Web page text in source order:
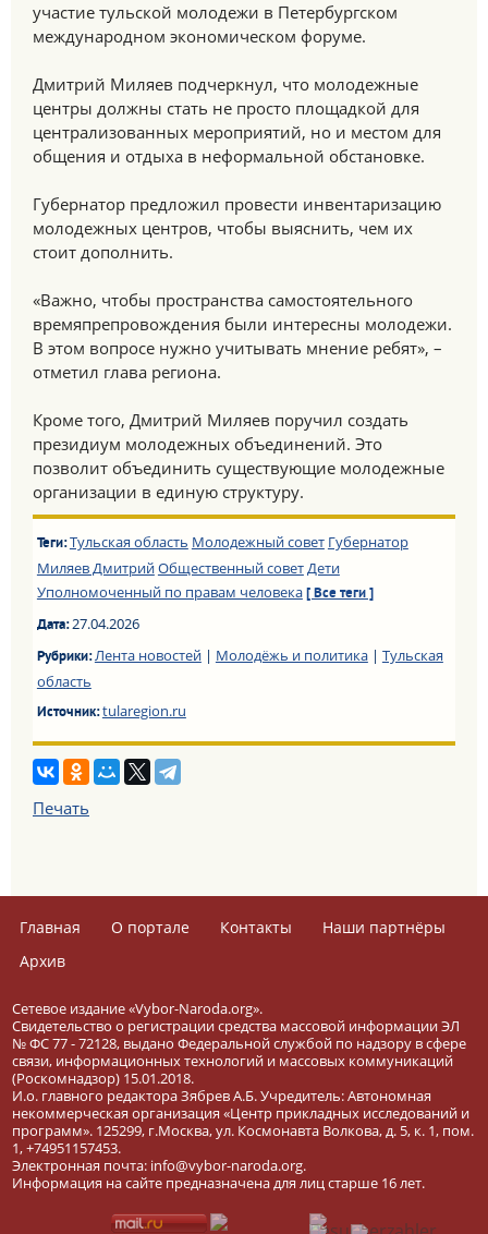
участие тульской молодежи в Петербургском
международном экономическом форуме.
Дмитрий Миляев подчеркнул, что молодежные
центры должны стать не просто площадкой для
централизованных мероприятий, но и местом для
общения и отдыха в неформальной обстановке.
Губернатор предложил провести инвентаризацию
молодежных центров, чтобы выяснить, чем их
стоит дополнить.
«Важно, чтобы пространства самостоятельного
времяпрепровождения были интересны молодежи.
В этом вопросе нужно учитывать мнение ребят», –
отметил глава региона.
Кроме того, Дмитрий Миляев поручил создать
президиум молодежных объединений. Это
позволит объединить существующие молодежные
организации в единую структуру.
Теги:Тульская область Молодежный совет Губернатор
Миляев ДмитрийОбщественный советДети
Уполномоченный по правам человека [ Все теги ]
Дата:27.04.2026
Рубрики:Лента новостей| Молодёжь и политика| Тульская
область
Источник:tularegion.ru
Печать
Главная О портале Контакты
Наши партнёры
Архив
Сетевое издание «Vybor-Naroda.org».
Свидетельство о регистрации средства массовой информации ЭЛ
№ ФС 77 - 72128, выдано Федеральной службой по надзору в сфере
связи, информационных технологий и массовых коммуникаций
(Роскомнадзор) 15.01.2018.
И.о. главного редактора Зябрев А.Б. Учредитель: Автономная
некоммерческая организация «Центр прикладных исследований и
программ». 125299, г.Москва, ул. Космонавта Волкова, д. 5, к. 1, пом.
1, +74951157453.
Электронная почта: info@vybor-naroda.org.
Информация на сайте предназначена для лиц старше 16 лет.